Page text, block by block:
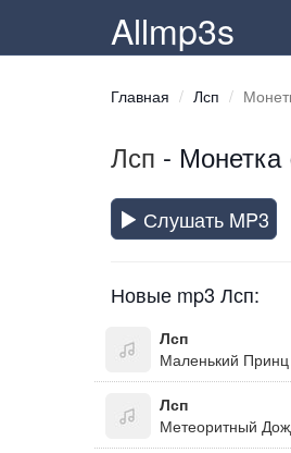
Allmp3s
Главная Лсп
Лсп - Монетка
Слушать MP3
Новые mp3 Лсп:
Лсп
Маленький
Лсп
Метеоритный